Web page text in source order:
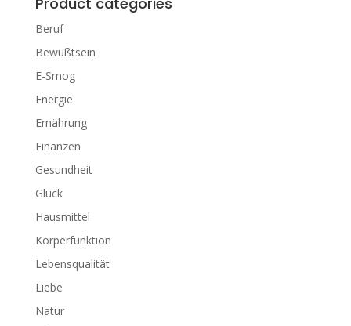
Beruf
Bewußtsein
E-Smog
Energie
Ernährung
Finanzen
Gesundheit
Glück
Hausmittel
Körperfunktion
Lebensqualität
Liebe
Natur